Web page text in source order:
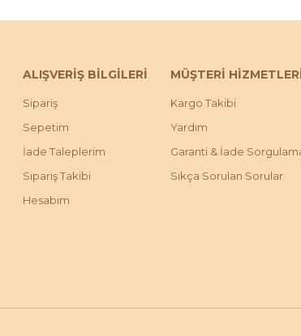
ALIŞVERİŞ BİLGİLERİ
Sipariş
Sepetim
İade Taleplerim
Sipariş Takibi
Hesabım
MÜŞTERİ
Kargo Takibi
Yardım
Garanti & İade
Sıkça Sorulan Sorular